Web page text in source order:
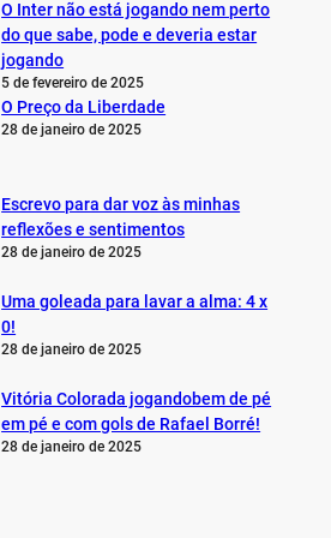
O Inter não está jogando nem perto
do que sabe, pode e deveria estar
jogando
5 de fevereiro de 2025
O Preço da Liberdade
28 de janeiro de 2025
Escrevo para dar voz às minhas
reflexões e sentimentos
28 de janeiro de 2025
Uma goleada para lavar a alma: 4 x
0!
28 de janeiro de 2025
Vitória Colorada jogandobem de pé
em pé e com gols de Rafael Borré!
28 de janeiro de 2025